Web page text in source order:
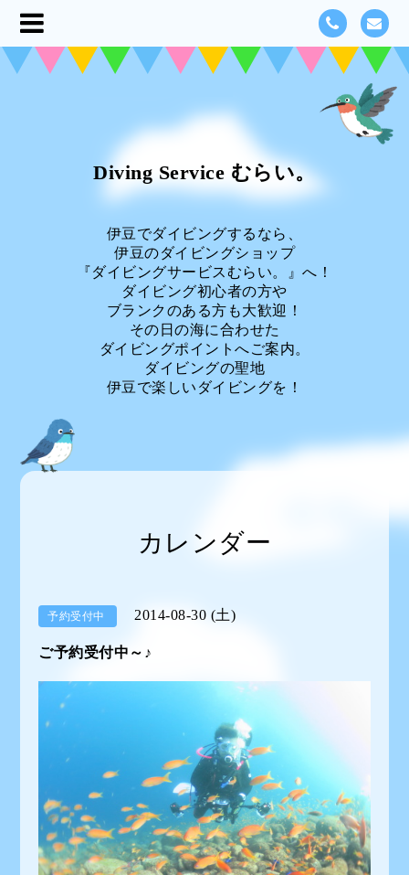
Diving Service むらい。
伊豆でダイビングするなら、
伊豆のダイビングショップ
『ダイビングサービスむらい。』へ！
ダイビング初心者の方や
ブランクのある方も大歓迎！
その日の海に合わせた
ダイビングポイントへご案内。
ダイビングの聖地
伊豆で楽しいダイビングを！
カレンダー
予約受付中 2014-08-30 (土)
ご予約受付中～♪